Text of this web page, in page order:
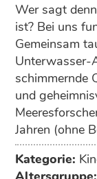
Wer sagt
ist? Bei uns
Gemeinsam
Unterwasser-
schimmernde
und
Jahren (ohne
Abtauchen
Kategorie: